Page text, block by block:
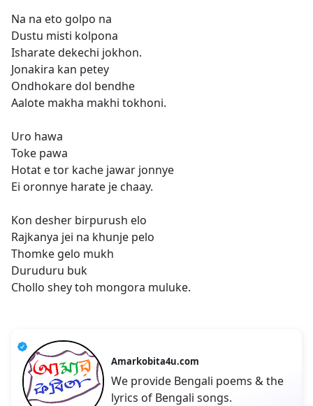
Na na eto golpo na
Dustu misti kolpona
Isharate dekechi jokhon.
Jonakira kan petey
Ondhokare dol bendhe
Aalote makha makhi tokhoni.
Uro hawa
Toke pawa
Hotat e tor kache jawar jonnye
Ei oronnye harate je chaay.
Kon desher birpurush elo
Rajkanya jei na khunje pelo
Thomke gelo mukh
Duruduru buk
Chollo shey toh mongora muluke.
Amarkobita4u.com
We provide Bengali poems & the
lyrics of Bengali songs.